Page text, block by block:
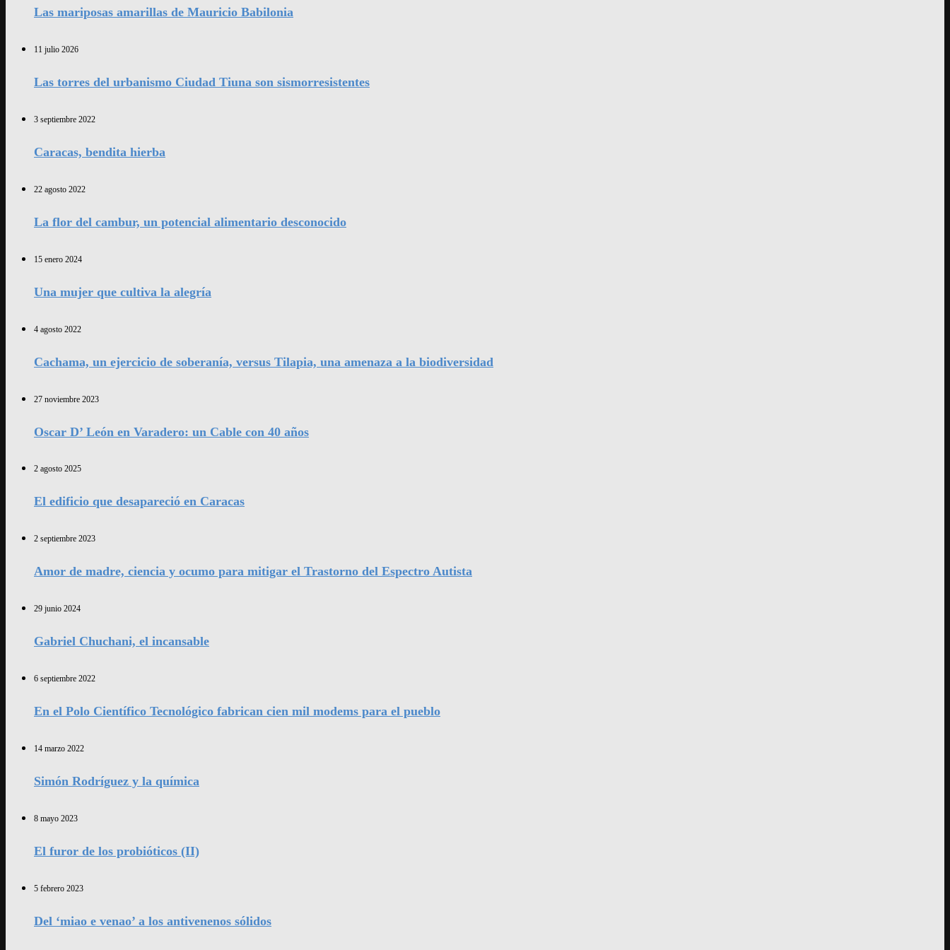
Las mariposas amarillas de Mauricio Babilonia
11 julio 2026
Las torres del urbanismo Ciudad Tiuna son sismorresistentes
3 septiembre 2022
Caracas, bendita hierba
22 agosto 2022
La flor del cambur, un potencial alimentario desconocido
15 enero 2024
Una mujer que cultiva la alegría
4 agosto 2022
Cachama, un ejercicio de soberanía, versus Tilapia, una amenaza a la biodiversidad
27 noviembre 2023
Oscar D’ León en Varadero: un Cable con 40 años
2 agosto 2025
El edificio que desapareció en Caracas
2 septiembre 2023
Amor de madre, ciencia y ocumo para mitigar el Trastorno del Espectro Autista
29 junio 2024
Gabriel Chuchani, el incansable
6 septiembre 2022
En el Polo Científico Tecnológico fabrican cien mil modems para el pueblo
14 marzo 2022
Simón Rodríguez y la química
8 mayo 2023
El furor de los probióticos (II)
5 febrero 2023
Del ‘miao e venao’ a los antivenenos sólidos